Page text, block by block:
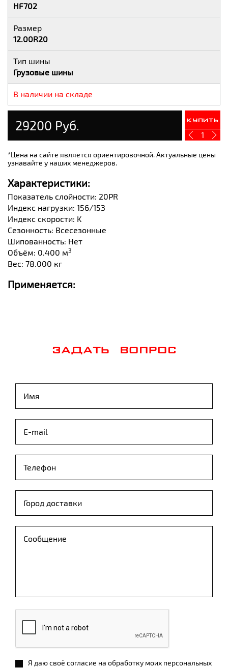
HF702
Размер
12.00R20
Тип шины
Грузовые шины
В наличии на складе
29200 Руб. Купить
1
*Цена на сайте является ориентировочной. Актуальные цены
узнавайте у наших менеджеров.
Характеристики:
Показатель слойности: 20PR
Индекс нагрузки: 156/153
Индекс скорости: K
Сезонность: Всесезонные
Шипованность: Нет
Объём: 0.400 м3
Вес: 78.000 кг
Применяется:
ЗАДАТЬ ВОПРОС
Я даю своё согласие на обработку моих персональных